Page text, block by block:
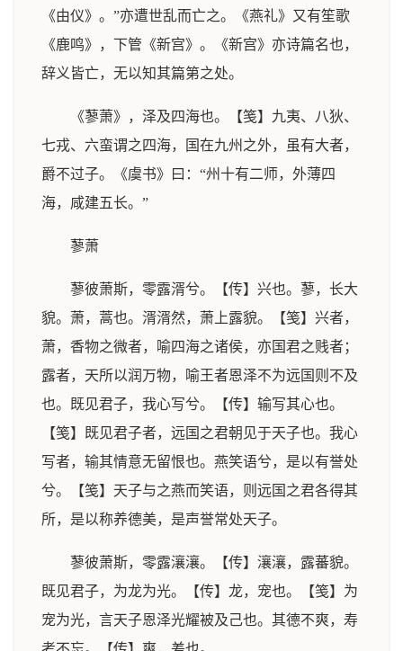
《由仪》。”亦遭世乱而亡之。《燕礼》又有笙歌
《鹿鸣》，下管《新宫》。《新宫》亦诗篇名也，
辞义皆亡，无以知其篇第之处。
《蓼萧》，泽及四海也。【笺】九夷、八狄、
七戎、六蛮谓之四海，国在九州之外，虽有大者，
爵不过子。《虞书》曰：“州十有二师，外薄四
海，咸建五长。”
蓼萧
蓼彼萧斯，零露湑兮。【传】兴也。蓼，长大
貌。萧，蒿也。湑湑然，萧上露貌。【笺】兴者，
萧，香物之微者，喻四海之诸侯，亦国君之贱者；
露者，天所以润万物，喻王者恩泽不为远国则不及
也。既见君子，我心写兮。【传】输写其心也。
【笺】既见君子者，远国之君朝见于天子也。我心
写者，输其情意无留恨也。燕笑语兮，是以有誉处
兮。【笺】天子与之燕而笑语，则远国之君各得其
所，是以称养德美，是声誉常处天子。
蓼彼萧斯，零露瀼瀼。【传】瀼瀼，露蕃貌。
既见君子，为龙为光。【传】龙，宠也。【笺】为
宠为光，言天子恩泽光耀被及己也。其德不爽，寿